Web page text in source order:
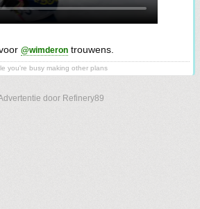
@wimderon trouwens.
you're busy making other plans
door Refinery89